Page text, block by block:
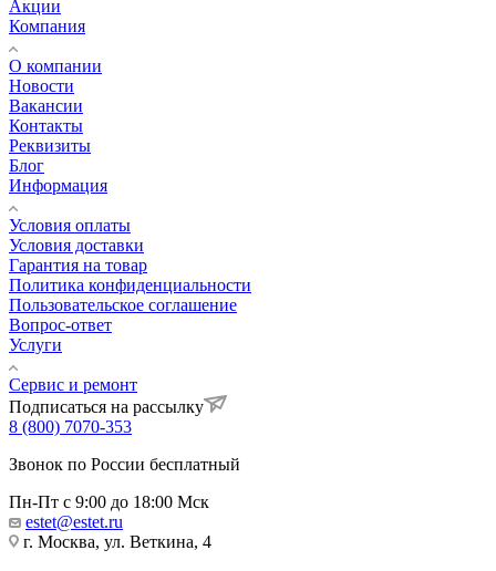
Акции
Компания
О компании
Новости
Вакансии
Контакты
Реквизиты
Блог
Информация
Условия оплаты
Условия доставки
Гарантия на товар
Политика конфиденциальности
Пользовательское соглашение
Вопрос-ответ
Услуги
Сервис и ремонт
Подписаться на рассылку
8 (800) 7070-353
Звонок по России бесплатный
Пн-Пт с 9:00 до 18:00 Мск
estet@estet.ru
г. Москва, ул. Веткина, 4